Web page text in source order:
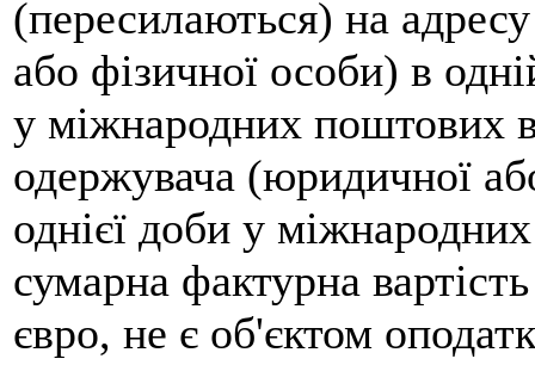
(пересилаються) на
або фізичної особи) в
у міжнародних поштових
одержувача (юридичної
однієї доби у
сумарна фактурна
євро, не є об'єктом